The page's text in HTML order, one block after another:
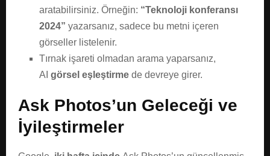
aratabilirsiniz. Örneğin: “Teknoloji konferansı
2024” yazarsanız, sadece bu metni içeren
görseller listelenir.
Tırnak işareti olmadan arama yaparsanız,
AI görsel eşleştirme de devreye girer.
Ask Photos’un Geleceği ve
İyileştirmeler